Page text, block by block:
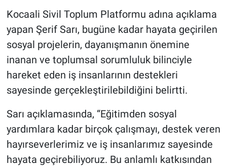
Kocaali Sivil Toplum Platformu adına açıklama
yapan Şerif Sarı, bugüne kadar hayata geçirilen
sosyal projelerin, dayanışmanın önemine
inanan ve toplumsal sorumluluk bilinciyle
hareket eden iş insanlarının destekleri
sayesinde gerçekleştirilebildiğini belirtti.
Sarı açıklamasında, “Eğitimden sosyal
yardımlara kadar birçok çalışmayı, destek veren
hayırseverlerimiz ve iş insanlarımız sayesinde
hayata geçirebiliyoruz. Bu anlamlı katkısından